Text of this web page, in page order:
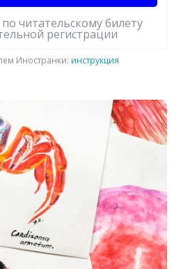
читательскому билету
регистрации
Иностранки: инструкция